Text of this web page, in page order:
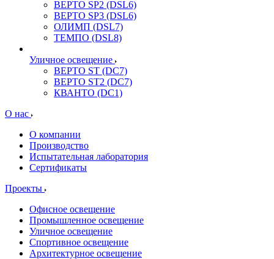
ВЕРТО SP2 (DSL6)
ВЕРТО SP3 (DSL6)
ОЛИМП (DSL7)
ТЕМПО (DSL8)
Уличное освещение
ВЕРТО ST (DC7)
ВЕРТО ST2 (DC7)
КВАНТО (DC1)
О нас
О компании
Производство
Испытательная лаборатория
Сертификаты
Проекты
Офисное освещение
Промышленное освещение
Уличное освещение
Спортивное освещение
Архитектурное освещение